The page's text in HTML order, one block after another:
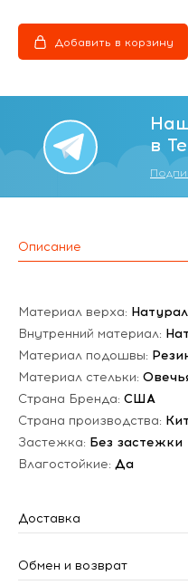
Добавить в корзину
в
Описание
Материал верха:
Внутренний материал:
Материал подошвы:
Материал стельки:
Страна Бренда: США
Страна производства:
Застежка: Без застежки
Влагостойкие: Да
Доставка
Обмен и возврат